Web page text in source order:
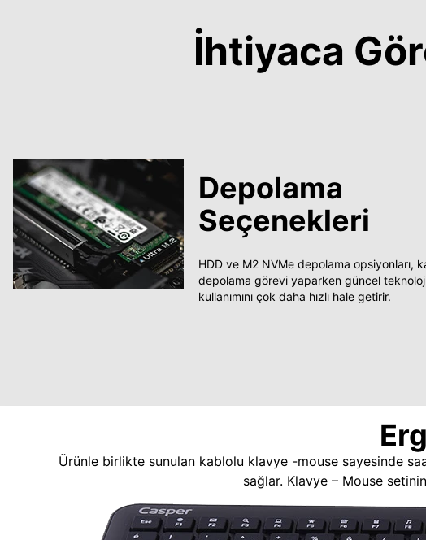
İhtiyaca
Depolama
Seçenekleri
HDD ve M2 NVMe depolama opsiyonları,
depolama görevi yaparken güncel
kullanımını çok daha hızlı hale getirir.
Ürünle birlikte sunulan kablolu klavye -mouse sayesinde
sağlar. Klavye – Mouse